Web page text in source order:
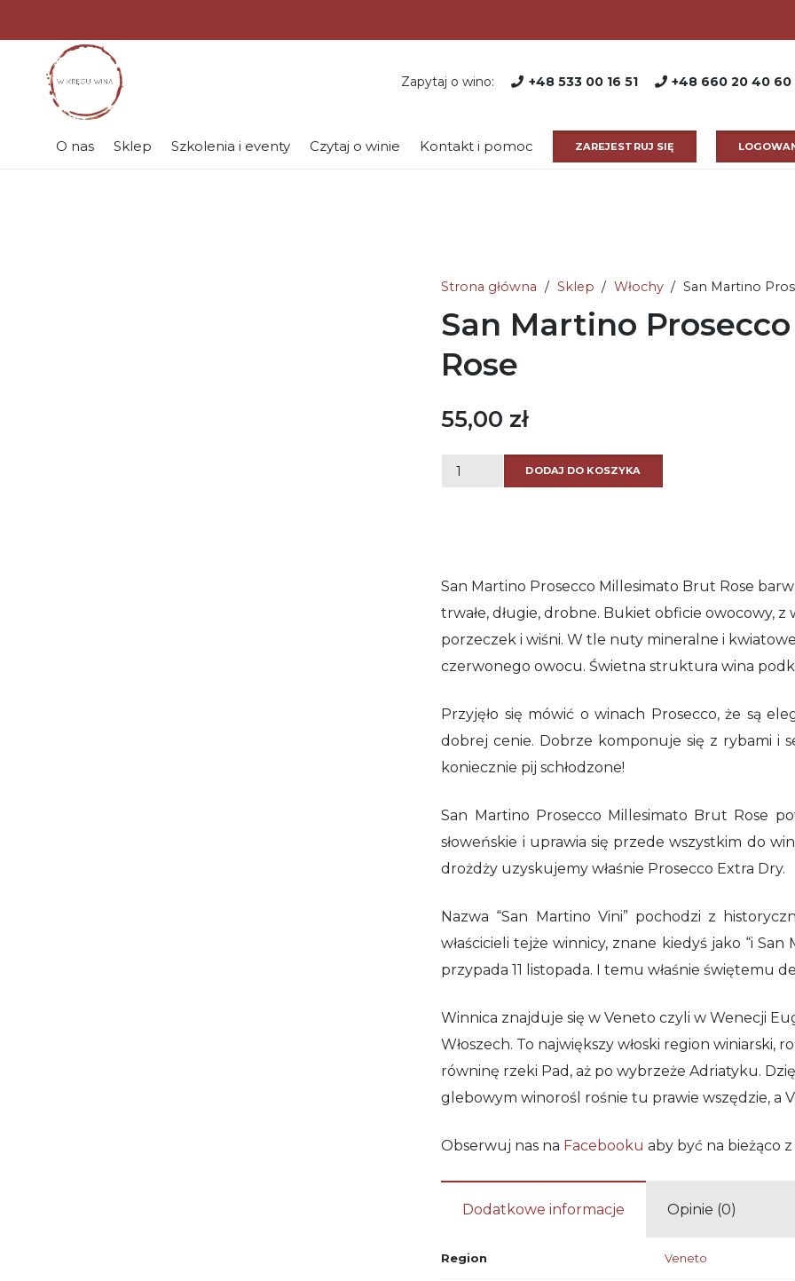
Zapytaj o wino: +48 533 00 16 51 +48 660 20 40 60
O nas Sklep Szkolenia i eventy Czytaj o winie Kontakt i pomoc ZAREJESTRUJ SIĘ
Strona główna / Sklep / Włochy / San Martino
San Martino
Rose
55,00 zł
ilość
DODAJ DO KOSZYKA
San Martino Prosecco Millesimato Brut Rose
trwałe, długie, drobne. Bukiet obficie owocowy,
porzeczek i wiśni. W tle nuty mineralne i
czerwonego owocu. Świetna struktura wina
Przyjęło się mówić o winach Prosecco, że są
dobrej cenie. Dobrze komponuje się z rybami i
koniecznie pij schłodzone!
San Martino Prosecco Millesimato Brut Rose
słoweńskie i uprawia się przede wszystkim do
drożdży uzyskujemy właśnie Prosecco Extra Dry.
Nazwa “San Martino Vini” pochodzi z
właścicieli tejże winnicy, znane kiedyś jako “i
przypada 11 listopada. I temu właśnie świętemu
Winnica znajduje się w Veneto czyli w Wenecji
Włoszech. To największy włoski region winiarski,
równinę rzeki Pad, aż po wybrzeże Adriatyku.
glebowym winorośl rośnie tu prawie wszędzie, a
Obserwuj nas na Facebooku aby być na bieżąco
Dodatkowe informacje Opinie (0)
Region Veneto